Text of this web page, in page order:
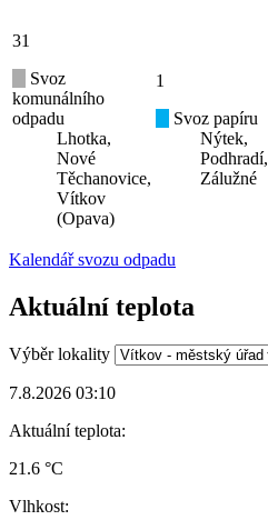
31
Svoz
komunálního
odpadu
Lhotka,
Nové
Těchanovice,
Vítkov
(Opava)
1
Svoz papíru
Nýtek,
Podhradí,
Zálužné
Kalendář svozu odpadu
Aktuální teplota
Výběr lokality
7.8.2026 03:10
Aktuální teplota:
21.6 °C
Vlhkost: